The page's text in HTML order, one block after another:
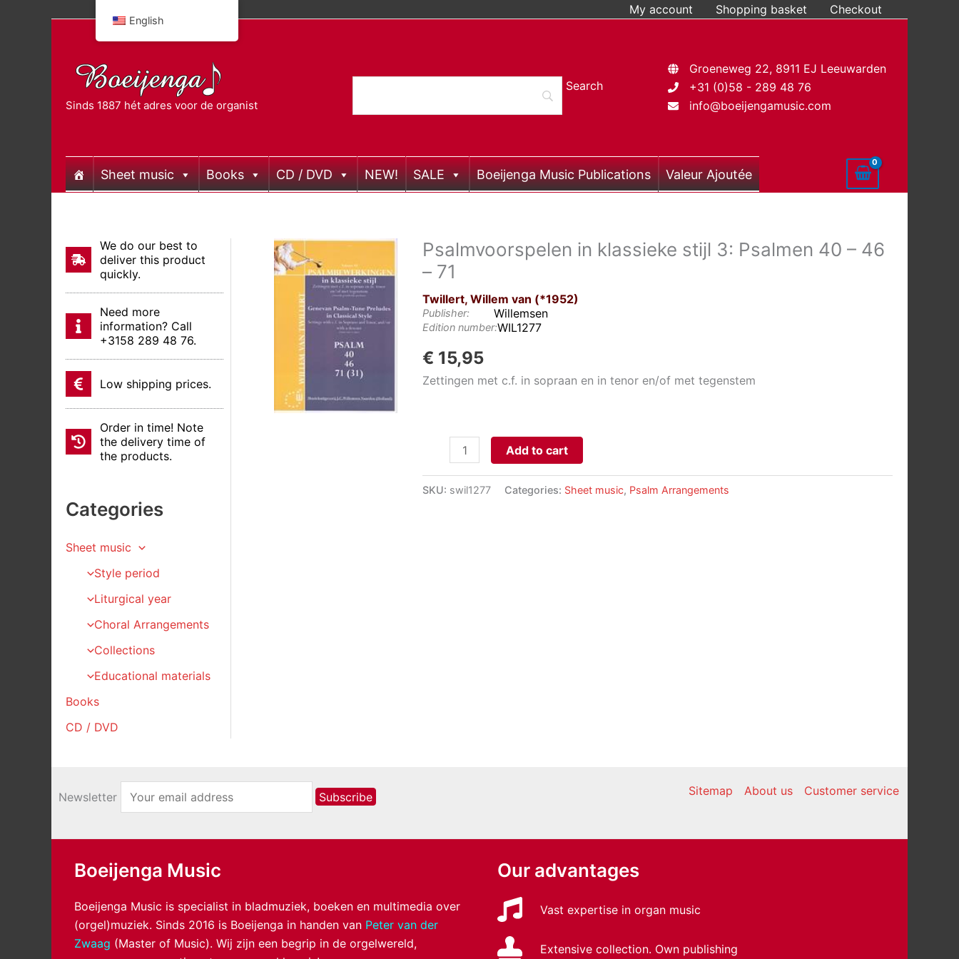
My account Shopping basket Checkout
Sinds 1887 hét adres voor de organist
Groeneweg 22, 8911 EJ Leeuwarden
+31 (0)58 - 289 48 76
info@boeijengamusic.com
Sheet music Books CD / DVD NEW! SALE Boeijenga Music Publications Valeur Ajoutée
We do our best to
deliver this product
quickly.
Need more
information? Call
+3158 289 48 76.
Low shipping prices.
Order in time! Note
the delivery time of
the products.
Categories
Sheet music
Style period
Liturgical year
Choral Arrangements
Collections
Educational materials
Books
CD / DVD
Psalmvoorspelen in klassieke stijl 3: Psalmen 40 – 46
– 71
Twillert, Willem van (*1952)
Publisher: Willemsen
Edition number:WIL1277
€ 15,95
Zettingen met c.f. in sopraan en in tenor en/of met tegenstem
PsalmvoorspelenAdd to cart
SKU: swil1277 Categories: Sheet music, Psalm Arrangements
Newsletter Sitemap About us Customer service
Boeijenga Music
Boeijenga Music is specialist in bladmuziek, boeken en multimedia over
(orgel)muziek. Sinds 2016 is Boeijenga in handen van Peter van der
Zwaag (Master of Music). Wij zijn een begrip in de orgelwereld,
Our advantages
Vast expertise in organ music
Extensive collection. Own publishing
English